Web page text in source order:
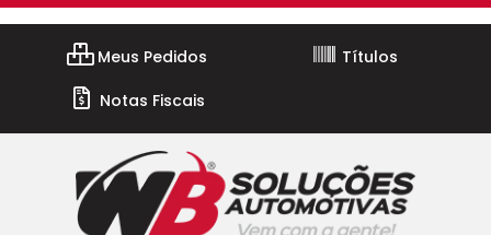
Meus Pedidos
Títulos
Notas Fiscais